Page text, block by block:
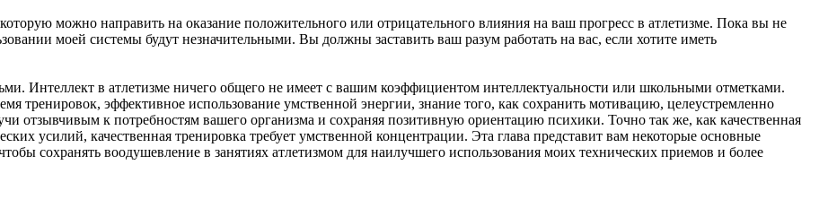
можно направить на оказание положительного или отрицательного влияния на ваш прогресс в атлетизме. Пока вы не
моей системы будут незначительными. Вы должны заставить ваш разум работать на вас, если хотите иметь
Интеллект в атлетизме ничего общего не имеет с вашим коэффициентом интеллектуальности или школьными отметками.
тренировок, эффективное использование умственной энергии, знание того, как сохранить мотивацию, целеустремленно
отзывчивым к потребностям вашего организма и сохраняя позитивную ориентацию психики. Точно так же, как качественная
усилий, качественная тренировка требует умственной концентрации. Эта глава представит вам некоторые основные
сохранять воодушевление в занятиях атлетизмом для наилучшего использования моих технических приемов и более